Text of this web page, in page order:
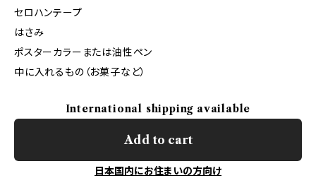
セロハンテープ
はさみ
ポスターカラーまたは油性ペン
中に入れるもの（お菓子など）
International shipping available
Add to cart
日本国内にお住まいの方向け